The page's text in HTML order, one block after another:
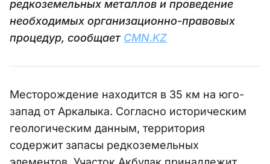
редкоземельных металлов и проведение
необходимых организационно-правовых
процедур, сообщает CMN.KZ
Месторождение находится в 35 км на юго-
запад от Аркалыка. Согласно историческим
геологическим данным, территория
содержит запасы редкоземельных